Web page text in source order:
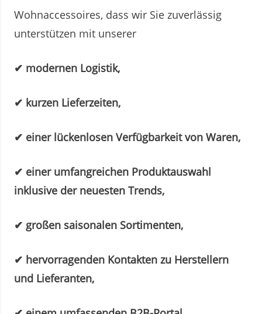
Wohnaccessoires, dass wir Sie zuverlässig
unterstützen mit unserer
✔ modernen Logistik,
✔ kurzen Lieferzeiten,
✔ einer lückenlosen Verfügbarkeit von Waren,
✔ einer umfangreichen Produktauswahl
inklusive der neuesten Trends,
✔ großen saisonalen Sortimenten,
✔ hervorragenden Kontakten zu Herstellern
und Lieferanten,